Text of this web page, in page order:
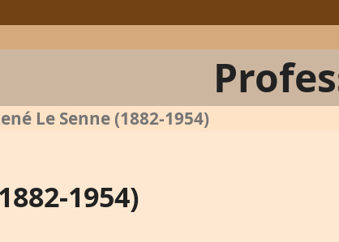
Le Senne (1882-1954)
1954)